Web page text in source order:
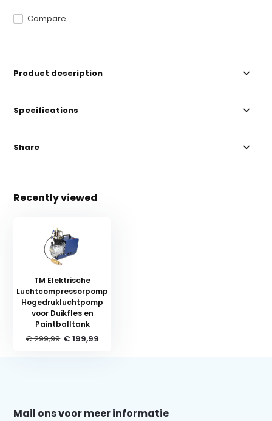
Compare
Product description
Specifications
Share
Recently viewed
TM Elektrische
Luchtcompressorpomp
Hogedrukluchtpomp
voor Duikfles en
Paintballtank
€ 299,99 € 199,99
Mail ons voor meer informatie
Schrijf je in voor onze nieuwsbrief: